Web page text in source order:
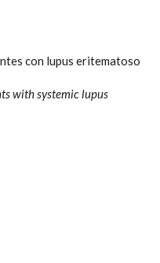
con lupus eritematoso
with systemic lupus